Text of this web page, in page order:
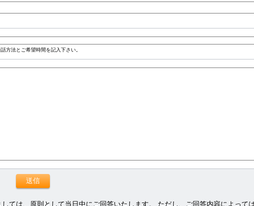
方法とご希望時間を記入下さい。
ては、原則として当日中にご回答いたします。 ただし、ご回答内容によって